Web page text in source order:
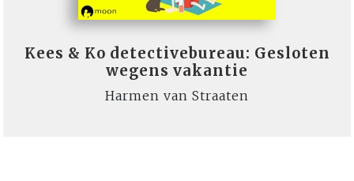
Kees & Ko detectivebureau: Gesloten
wegens vakantie
Harmen van Straaten